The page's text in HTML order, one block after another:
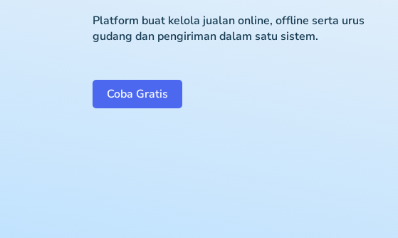
Platform buat kelola jualan online, offline serta urus
gudang dan pengiriman dalam satu sistem.
Coba Gratis